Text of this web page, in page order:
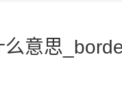
意思